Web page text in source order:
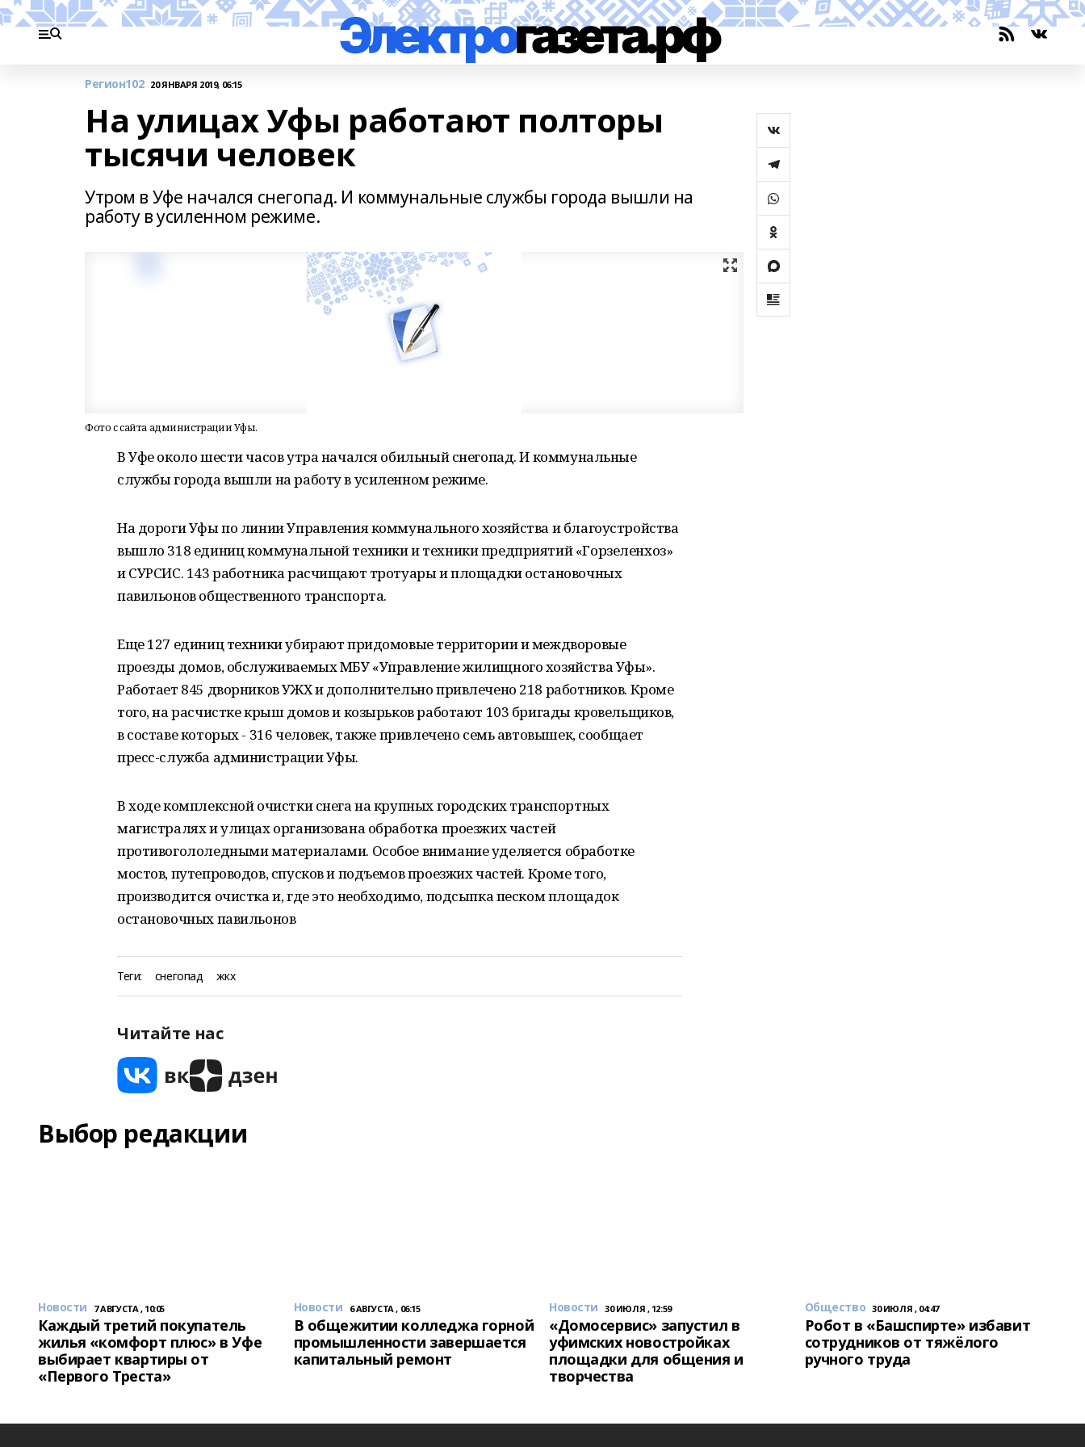
Регион102 20 ЯНВАРЯ 2019, 06:15
На улицах Уфы работают полторы
тысячи человек
Утром в Уфе начался снегопад. И коммунальные службы города вышли на
работу в усиленном режиме.
Фото с сайта администрации Уфы.
В Уфе около шести часов утра начался обильный снегопад. И коммунальные
службы города вышли на работу в усиленном режиме.
На дороги Уфы по линии Управления коммунального хозяйства и благоустройства
вышло 318 единиц коммунальной техники и техники предприятий «Горзеленхоз»
и СУРСИС. 143 работника расчищают тротуары и площадки остановочных
павильонов общественного транспорта.
Еще 127 единиц техники убирают придомовые территории и междворовые
проезды домов, обслуживаемых МБУ «Управление жилищного хозяйства Уфы».
Работает 845 дворников УЖХ и дополнительно привлечено 218 работников. Кроме
того, на расчистке крыш домов и козырьков работают 103 бригады кровельщиков,
в составе которых - 316 человек, также привлечено семь автовышек, сообщает
пресс-служба администрации Уфы.
В ходе комплексной очистки снега на крупных городских транспортных
магистралях и улицах организована обработка проезжих частей
противогололедными материалами. Особое внимание уделяется обработке
мостов, путепроводов, спусков и подъемов проезжих частей. Кроме того,
производится очистка и, где это необходимо, подсыпка песком площадок
остановочных павильонов
Теги: снегопад жкх
Читайте нас
Выбор редакции
Новости 7 АВГУСТА , 10:05
Каждый третий покупатель
жилья «комфорт плюс» в Уфе
выбирает квартиры от
«Первого Треста»
Новости 6 АВГУСТА , 06:15
В общежитии колледжа горной
промышленности завершается
капитальный ремонт
Новости 30 ИЮЛЯ , 12:59
«Домосервис» запустил в
уфимских новостройках
площадки для общения и
творчества
Общество 30 ИЮЛЯ , 04:47
Робот в «Башспирте» избавит
сотрудников от тяжёлого
ручного труда